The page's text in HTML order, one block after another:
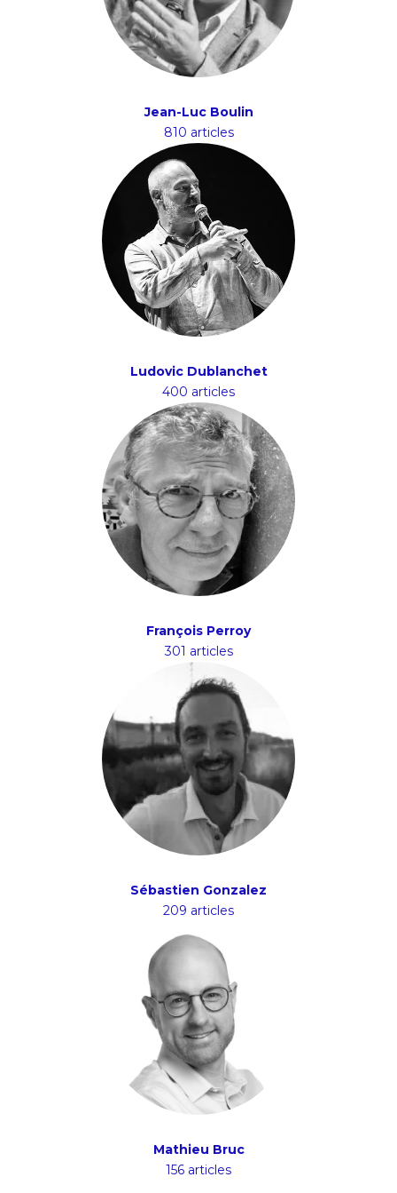
Jean-Luc Boulin
810 articles
Ludovic Dublanchet
400 articles
François Perroy
301 articles
Sébastien Gonzalez
209 articles
Mathieu Bruc
156 articles